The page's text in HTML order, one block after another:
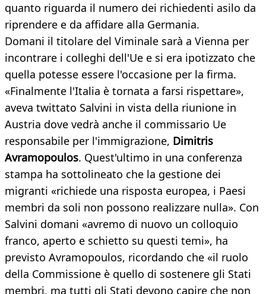
quanto riguarda il numero dei richiedenti asilo da
riprendere e da affidare alla Germania.
Domani il titolare del Viminale sarà a Vienna per
incontrare i colleghi dell'Ue e si era ipotizzato che
quella potesse essere l'occasione per la firma.
«Finalmente l'Italia è tornata a farsi rispettare»,
aveva twittato Salvini in vista della riunione in
Austria dove vedrà anche il commissario Ue
responsabile per l'immigrazione, Dimitris
Avramopoulos. Quest'ultimo in una conferenza
stampa ha sottolineato che la gestione dei
migranti «richiede una risposta europea, i Paesi
membri da soli non possono realizzare nulla». Con
Salvini domani «avremo di nuovo un colloquio
franco, aperto e schietto su questi temi», ha
previsto Avramopoulos, ricordando che «il ruolo
della Commissione è quello di sostenere gli Stati
membri, ma tutti gli Stati devono capire che non